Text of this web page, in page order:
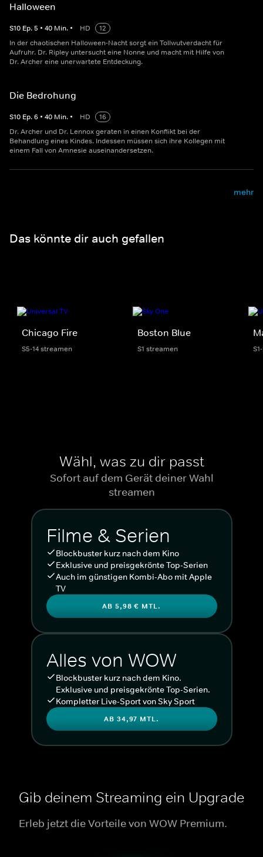
Halloween
S10 Ep.5 • 40 Min. • HD
12
In der chaotischen Halloween-Nacht sorgt ein Tollwutverdacht für
Aufruhr. Dr. Ripley untersucht eine Nonne und macht mit Hilfe von
Dr. Archer eine unerwartete Entdeckung.
Die Bedrohung
S10 Ep.6 • 40 Min. • HD
16
Dr. Archer und Dr. Lennox geraten in einen Konflikt bei der
Behandlung eines Kindes. Indessen müssen sich ihre Kollegen mit
einem Fall von Amnesie auseinandersetzen.
mehr
Das könnte dir auch gefallen
Chicago Fire
S5-14 streamen
Boston Blue
S1 streamen
Wähl, was zu dir passt
Sofort auf dem Gerät deiner Wahl
streamen
Filme & Serien
Blockbuster kurz nach dem Kino
Exklusive und preisgekrönte Top-Serien
Auch im günstigen Kombi-Abo mit Apple
TV
AB 5,98 € MTL.
Alles von WOW
Blockbuster kurz nach dem Kino.
Exklusive und preisgekrönte Top-Serien.
Kompletter Live-Sport von Sky Sport
AB 34,97 MTL.
Gib deinem Streaming ein Upgrade
Erleb jetzt die Vorteile von WOW Premium.